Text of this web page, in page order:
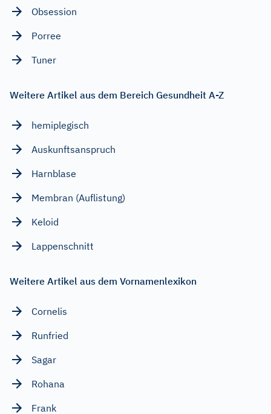
Obsession
Porree
Tuner
Weitere Artikel aus dem Bereich Gesundheit A-Z
hemiplegisch
Auskunftsanspruch
Harnblase
Membran (Auflistung)
Keloid
Lappenschnitt
Weitere Artikel aus dem Vornamenlexikon
Cornelis
Runfried
Sagar
Rohana
Frank